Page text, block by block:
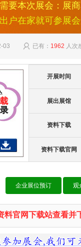
要本次展会：展
户在家就可参展会
03 已有： 1962 人次
开展时间
展出展馆
资料下载
资料下载官网
企业展位预订 观
料官网下载站查看并